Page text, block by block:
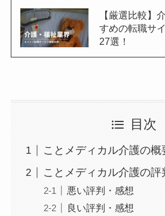
【厳選比較】
すめの転職サ
27選！
目次
ことメディカル介護の概
ことメディカル介護の評
悪い評判・感想
良い評判・感想